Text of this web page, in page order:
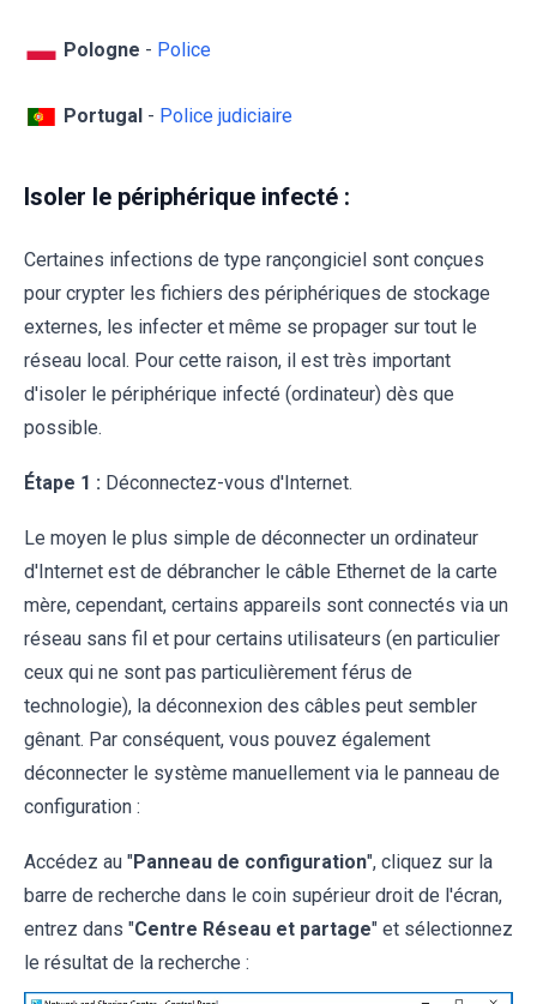
Pologne - Police
Portugal - Police judiciaire
Isoler le périphérique infecté :
Certaines infections de type rançongiciel sont conçues
pour crypter les fichiers des périphériques de stockage
externes, les infecter et même se propager sur tout le
réseau local. Pour cette raison, il est très important
d'isoler le périphérique infecté (ordinateur) dès que
possible.
Étape 1 : Déconnectez-vous d'Internet.
Le moyen le plus simple de déconnecter un ordinateur
d'Internet est de débrancher le câble Ethernet de la carte
mère, cependant, certains appareils sont connectés via un
réseau sans fil et pour certains utilisateurs (en particulier
ceux qui ne sont pas particulièrement férus de
technologie), la déconnexion des câbles peut sembler
gênant. Par conséquent, vous pouvez également
déconnecter le système manuellement via le panneau de
configuration :
Accédez au "Panneau de configuration", cliquez sur la
barre de recherche dans le coin supérieur droit de l'écran,
entrez dans "Centre Réseau et partage" et sélectionnez
le résultat de la recherche :